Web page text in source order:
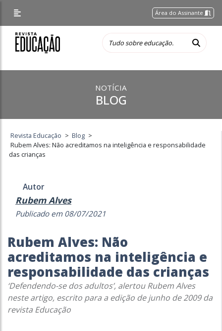
Área do Assinante
NOTÍCIA
BLOG
Revista Educação > Blog >
Rubem Alves: Não acreditamos na inteligência e responsabilidade
das crianças
Autor
Rubem Alves
Publicado em 08/07/2021
Rubem Alves: Não
acreditamos na inteligência e
responsabilidade das crianças
‘Defendendo-se dos adultos’, alertou Rubem Alves
neste artigo, escrito para a edição de junho de 2009 da
revista Educação